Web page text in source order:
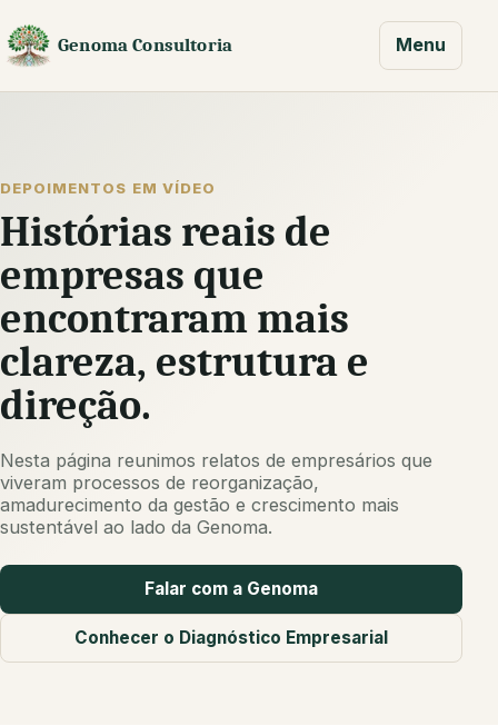
Genoma Consultoria Menu
DEPOIMENTOS EM VÍDEO
Histórias reais de
empresas que
encontraram mais
clareza, estrutura e
direção.
Nesta página reunimos relatos de empresários que
viveram processos de reorganização,
amadurecimento da gestão e crescimento mais
sustentável ao lado da Genoma.
Falar com a Genoma
Conhecer o Diagnóstico Empresarial